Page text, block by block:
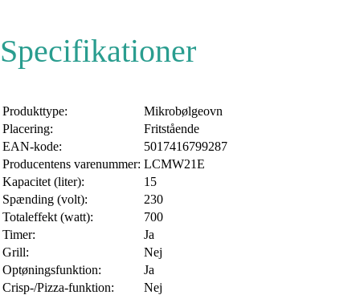
Specifikationer
Produkttype:
Mikrobølgeovn
Placering:
Fritstående
EAN-kode:
5017416799287
Producentens varenummer: LCMW21E
Kapacitet (liter):
15
Spænding (volt):
230
Totaleffekt (watt):
700
Timer:
Ja
Grill:
Nej
Optøningsfunktion:
Ja
Crisp-/Pizza-funktion:
Nej